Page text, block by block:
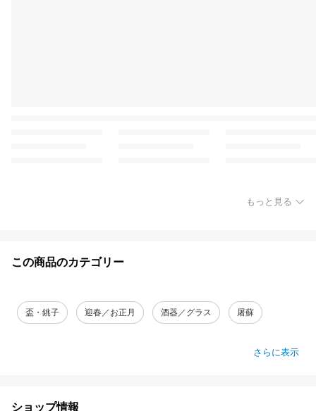
もっと見る
この商品のカテゴリー
盃・銚子 迎春／お正月 酒器／グラス 屠蘇
さらに表示
ショップ情報